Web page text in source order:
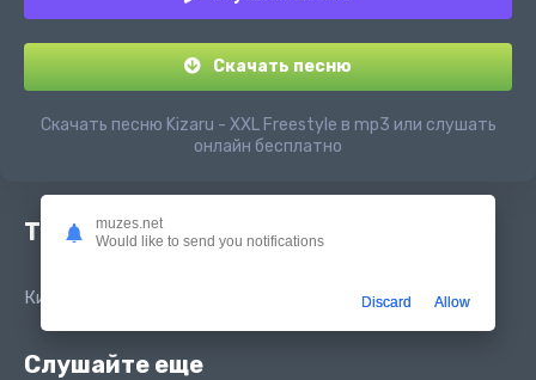
Скачать песню
Скачать песню Kizaru - XXL Freestyle в mp3 или слушать
онлайн бесплатно
Текст песни
Кизару - XXL Freestyle
Слушайте еще
muzes.net
Would like to send you notifications
Discard Allow